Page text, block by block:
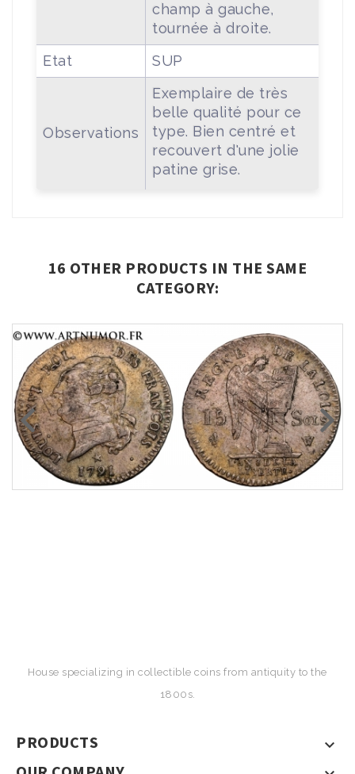
champ à gauche,
tournée à droite.
Etat
SUP
Observations
Exemplaire de très
belle qualité pour ce
type. Bien centré et
recouvert d'une jolie
patine grise.
16 OTHER PRODUCTS IN THE SAME
CATEGORY:
House specializing in collectible coins from antiquity to the
1800s.
PRODUCTS 